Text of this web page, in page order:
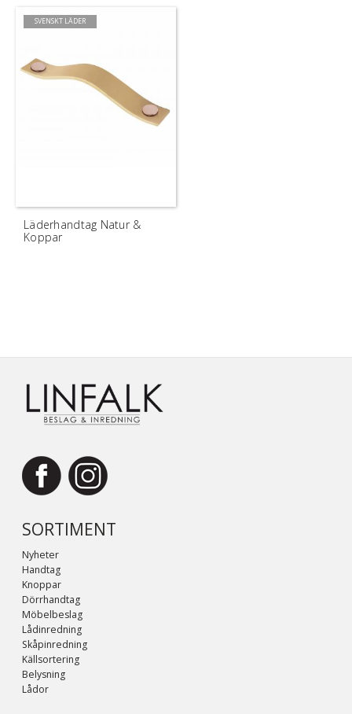
Läderhandtag Natur &
Koppar
SVENSKT LÄDER
SORTIMENT
Nyheter
Handtag
Knoppar
Dörrhandtag
Möbelbeslag
Lådinredning
Skåpinredning
Källsortering
Belysning
Lådor